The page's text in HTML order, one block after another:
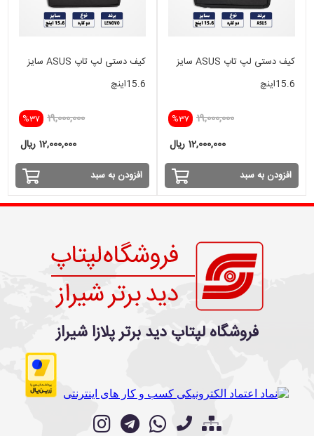
کیف دستی لپ تاپ ASUS سایز
15.6اینچ
%37 19,000,000
12,000,000 ریال
افزودن به سبد
کیف دستی لپ تاپ ASUS سایز
15.6اینچ
%37 19,000,000
12,000,000 ریال
افزودن به سبد
فروشگاه لپتاپ دید برتر پلازا شیراز